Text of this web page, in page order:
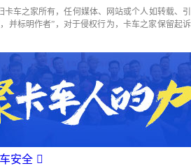
车之家所有，任何媒体、网站或个人如转载、引
并标明作者”，对于侵权行为，卡车之家保留起诉
安全 